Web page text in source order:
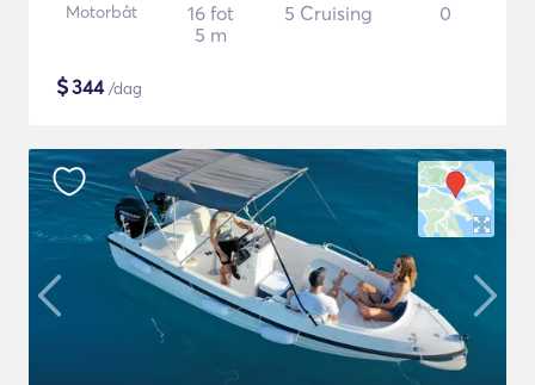
Motorbåt
16 fot
5 m
5 Cruising 0
$344/dag